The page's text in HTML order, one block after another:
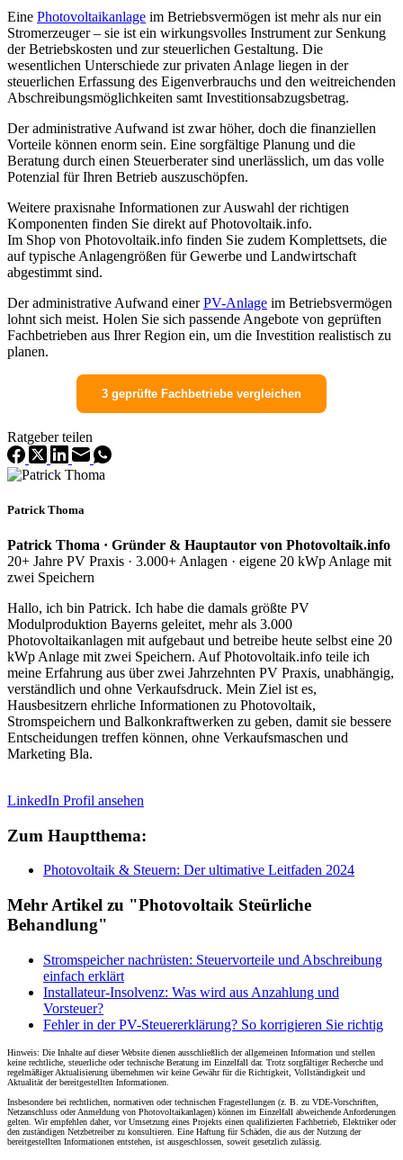
Eine Photovoltaikanlage im Betriebsvermögen ist mehr als nur ein
Stromerzeuger – sie ist ein wirkungsvolles Instrument zur Senkung
der Betriebskosten und zur steuerlichen Gestaltung. Die
wesentlichen Unterschiede zur privaten Anlage liegen in der
steuerlichen Erfassung des Eigenverbrauchs und den weitreichenden
Abschreibungsmöglichkeiten samt Investitionsabzugsbetrag.
Der administrative Aufwand ist zwar höher, doch die finanziellen
Vorteile können enorm sein. Eine sorgfältige Planung und die
Beratung durch einen Steuerberater sind unerlässlich, um das volle
Potenzial für Ihren Betrieb auszuschöpfen.
Weitere praxisnahe Informationen zur Auswahl der richtigen
Komponenten finden Sie direkt auf Photovoltaik.info.
Im Shop von Photovoltaik.info finden Sie zudem Komplettsets, die
auf typische Anlagengrößen für Gewerbe und Landwirtschaft
abgestimmt sind.
Der administrative Aufwand einerPV-Anlage im Betriebsvermögen
lohnt sich meist. Holen Sie sich passende Angebote von geprüften
Fachbetrieben aus Ihrer Region ein, um die Investition realistisch zu
planen.
3 geprüfte Fachbetriebe vergleichen
Ratgeber teilen
Patrick Thoma
Patrick Thoma · Gründer & Hauptautor von Photovoltaik.info
20+ Jahre PV Praxis · 3.000+ Anlagen · eigene 20 kWp Anlage mit
zwei Speichern
Hallo, ich bin Patrick. Ich habe die damals größte PV
Modulproduktion Bayerns geleitet, mehr als 3.000
Photovoltaikanlagen mit aufgebaut und betreibe heute selbst eine 20
kWp Anlage mit zwei Speichern. Auf Photovoltaik.info teile ich
meine Erfahrung aus über zwei Jahrzehnten PV Praxis, unabhängig,
verständlich und ohne Verkaufsdruck. Mein Ziel ist es,
Hausbesitzern ehrliche Informationen zu Photovoltaik,
Stromspeichern und Balkonkraftwerken zu geben, damit sie bessere
Entscheidungen treffen können, ohne Verkaufsmaschen und
Marketing Bla.
LinkedIn Profil ansehen
Zum Hauptthema:
Photovoltaik & Steuern: Der ultimative Leitfaden 2024
Mehr Artikel zu "Photovoltaik Steürliche
Behandlung"
Stromspeicher nachrüsten: Steuervorteile und Abschreibung
einfach erklärt
Installateur-Insolvenz: Was wird aus Anzahlung und
Vorsteuer?
Fehler in der PV-Steuererklärung? So korrigieren Sie richtig
Hinweis: Die Inhalte auf dieser Website dienen ausschließlich der allgemeinen Information und stellen
keine rechtliche, steuerliche oder technische Beratung im Einzelfall dar. Trotz sorgfältiger Recherche und
regelmäßiger Aktualisierung übernehmen wir keine Gewähr für die Richtigkeit, Vollständigkeit und
Aktualität der bereitgestellten Informationen.
Insbesondere bei rechtlichen, normativen oder technischen Fragestellungen (z. B. zu VDE-Vorschriften,
Netzanschluss oder Anmeldung von Photovoltaikanlagen) können im Einzelfall abweichende Anforderungen
gelten. Wir empfehlen daher, vor Umsetzung eines Projekts einen qualifizierten Fachbetrieb, Elektriker oder
den zuständigen Netzbetreiber zu konsultieren. Eine Haftung für Schäden, die aus der Nutzung der
bereitgestellten Informationen entstehen, ist ausgeschlossen, soweit gesetzlich zulässig.